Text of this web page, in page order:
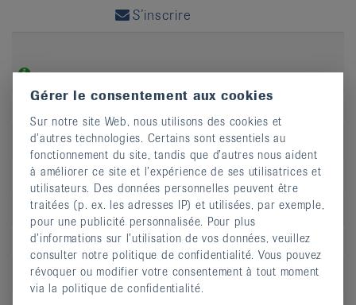
S’inscrire
Heure
11:00 - 12:00
Adresse
Rue du Seyon 9
CP
2000
Lieu
Neuchâtel
S’inscrire
Gérer le consentement aux cookies
Sur notre site Web, nous utilisons des cookies et
d’autres technologies. Certains sont essentiels au
fonctionnement du site, tandis que d’autres nous aident
à améliorer ce site et l’expérience de ses utilisatrices et
utilisateurs. Des données personnelles peuvent être
traitées (p. ex. les adresses IP) et utilisées, par exemple,
pour une publicité personnalisée. Pour plus
d’informations sur l’utilisation de vos données, veuillez
consulter notre politique de confidentialité. Vous pouvez
révoquer ou modifier votre consentement à tout moment
via la politique de confidentialité.